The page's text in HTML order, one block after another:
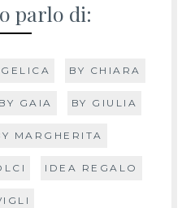
parlo di:
BY CHIARA
BY GAIA BY GIULIA
MARGHERITA
IDEA REGALO